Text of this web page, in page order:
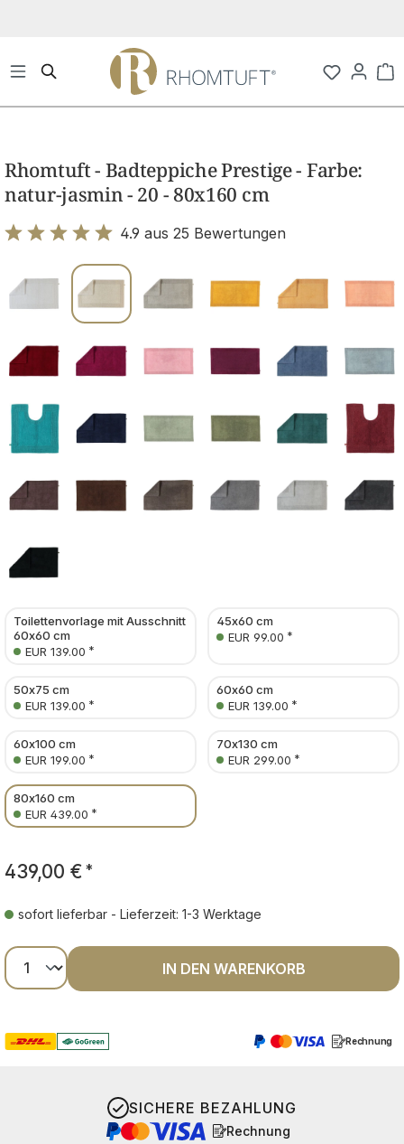
Rhomtuft - Badteppiche Prestige - Farbe:
natur-jasmin - 20 - 80x160 cm
4.9 aus 25 Bewertungen
Toilettenvorlage mit Ausschnitt
60x60 cm
EUR 139.00 *
45x60 cm
EUR 99.00 *
50x75 cm
EUR 139.00 *
60x60 cm
EUR 139.00 *
60x100 cm
EUR 199.00 *
70x130 cm
EUR 299.00 *
80x160 cm
EUR 439.00 *
439,00 € *
sofort lieferbar - Lieferzeit: 1-3 Werktage
Produkt Anzahl: Gib den gewünschten
IN DEN WARENKORB
Rechnung
SICHERE BEZAHLUNG
Rechnung